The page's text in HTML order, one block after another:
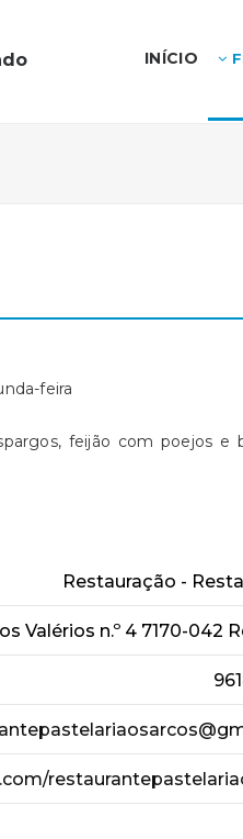
INÍCIO
feira
feijão com poejos e
Restauração -
Valérios n.º 4 7170-042